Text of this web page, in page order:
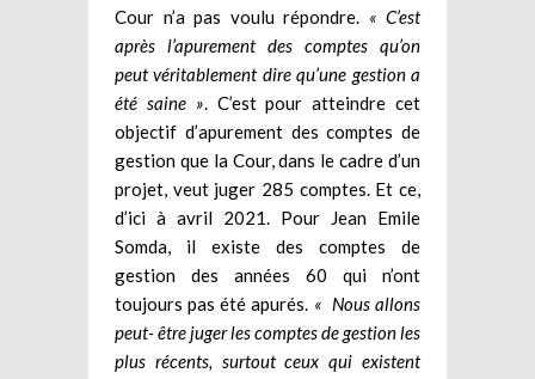
Cour n’a pas voulu répondre. « C’est
après l’apurement des comptes qu’on
peut véritablement dire qu’une gestion a
été saine» . C’est pour atteindre cet
objectif d’apurement des comptes de
gestion que la Cour, dans le cadre d’un
projet, veut juger 285 comptes. Et ce,
d’ici à avril 2021. Pour Jean Emile
Somda, il existe des comptes de
gestion des années 60 qui n’ont
toujours pas été apurés. « Nous allons
peut- être juger les comptes de gestion les
plus récents, surtout ceux qui existent